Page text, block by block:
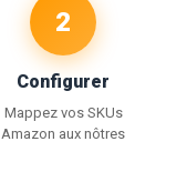
2
Configurer
Mappez vos SKUs
Amazon aux nôtres